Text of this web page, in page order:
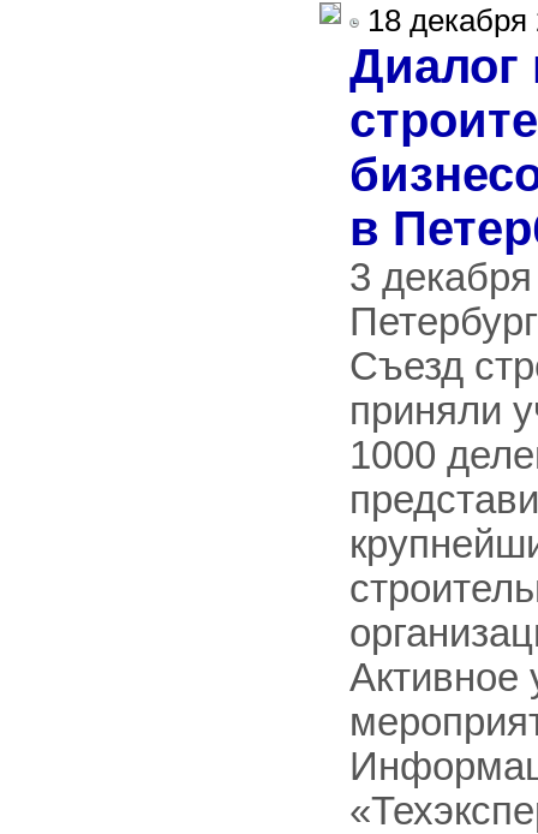
18
Диалог
в
3
Съезд
приняли
1000
Активное